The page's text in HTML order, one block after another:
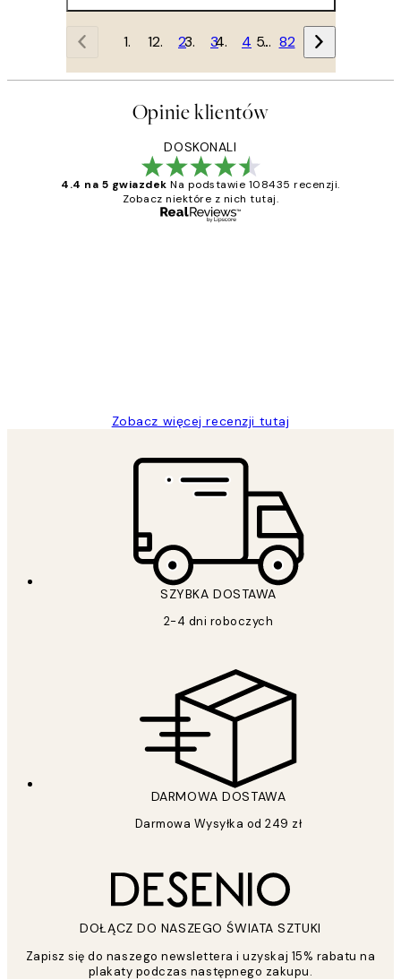
1 2 3 4 … 82
Opinie klientów
DOSKONALI
4.4 na 5 gwiazdek Na podstawie 108435 recenzji.
Zobacz niektóre z nich tutaj.
Zobacz więcej recenzji tutaj
SZYBKA DOSTAWA
2-4 dni roboczych
DARMOWA DOSTAWA
Darmowa Wysyłka od 249 zł
DOŁĄCZ DO NASZEGO ŚWIATA SZTUKI
Zapisz się do naszego newslettera i uzyskaj 15% rabatu na
plakaty podczas następnego zakupu.